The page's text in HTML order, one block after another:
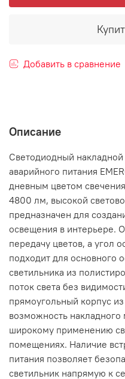
Добавить в сравнение
Описание
Светодиодный
аварийного питания
дневным цветом
4800 лм, высокой
предназначен для
освещения в интерьере.
передачу цветов, а угол
подходит для основного
светильника из
поток света без
прямоугольный корпус
возможность
широкому применению
помещениях. Наличие
питания позволяет
светильник напрямую к